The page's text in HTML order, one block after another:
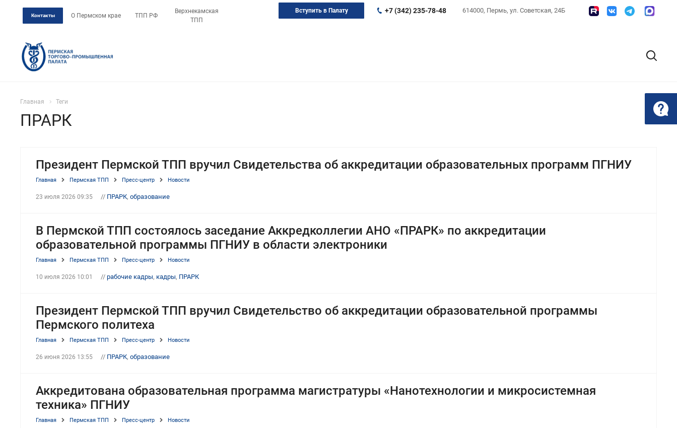
Контакты О Пермском крае ТПП РФ
Верхнекамская
ТПП
614000, Пермь, ул. Советская, 24Б
+7 (342) 235-78-48
Вступить в Палату
Главная Теги
ПРАРК
Президент Пермской ТПП вручил Свидетельства об аккредитации образовательных программ ПГНИУ
Главная Пермская ТПП Пресс-центр Новости
23 июля 2026 09:35 // ПРАРК, образование
В Пермской ТПП состоялось заседание Аккредколлегии АНО «ПРАРК» по аккредитации
образовательной программы ПГНИУ в области электроники
Главная Пермская ТПП Пресс-центр Новости
10 июля 2026 10:01 // рабочие кадры, кадры, ПРАРК
Президент Пермской ТПП вручил Свидетельство об аккредитации образовательной программы
Пермского политеха
Главная Пермская ТПП Пресс-центр Новости
26 июня 2026 13:55 // ПРАРК, образование
Аккредитована образовательная программа магистратуры «Нанотехнологии и микросистемная
техника» ПГНИУ
Главная Пермская ТПП Пресс-центр Новости